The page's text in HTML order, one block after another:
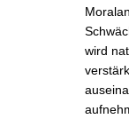
wird